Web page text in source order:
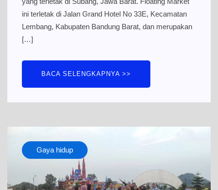
ini terletak di Jalan Grand Hotel No 33E, Kecamatan
Lembang, Kabupaten Bandung Barat, dan merupakan
[…]
BACA SELENGKAPNYA >>
Gaya hidup